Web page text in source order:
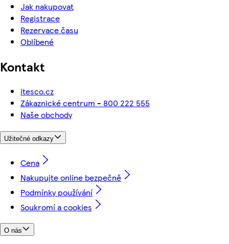
Jak nakupovat
Registrace
Rezervace času
Oblíbené
Kontakt
itesco.cz
Zákaznické centrum - 800 222 555
Naše obchody
Užitečné odkazy
Cena
Nakupujte online bezpečně
Podmínky používání
Soukromí a cookies
O nás